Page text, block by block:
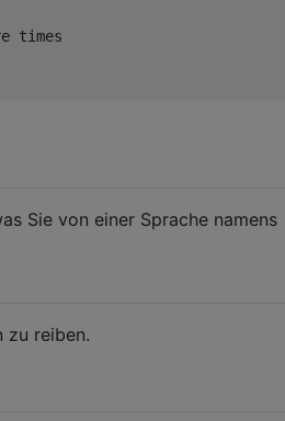
times
Sie von einer Sprache namens
zu reiben.